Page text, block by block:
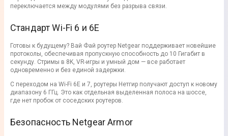
переключается между модулями без разрыва связи.
Стандарт Wi-Fi 6 и 6E
Готовы к будущему? Вай Фай роутер Netgear поддерживает новейшие
протоколы, обеспечивая пропускную способность до 10 Гигабит в
секунду. Стримы в 8K, VR-игры и умный дом — все работает
одновременно и без единой задержки.
С переходом на Wi-Fi 6E и 7, роутеры Нетгир получают доступ к новому
диапазону 6 ГГц. Это как отдельная выделенная полоса на шоссе,
где нет пробок от соседских роутеров.
Безопасность Netgear Armor